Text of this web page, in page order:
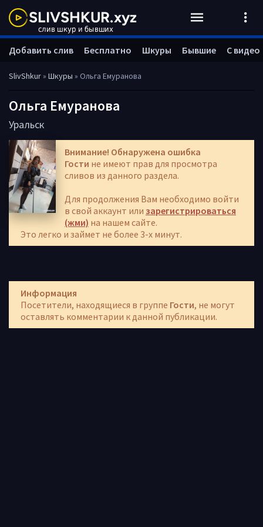
SlivShkur» Шкуры » Ольга Емуранова
Ольга Емуранова
Уральск
Внимание! Обнаружена ошибка
Гости не имеют прав для просмотра
сливов из данного раздела.
Для продолжения Вам необходимо войти
в свой аккаунт или зарегистрироваться
(жми) на нашем сайте.
Это легко и займет не более 3-х минут.
Информация
Посетители, находящиеся в группе Гости, не могут
оставлять комментарии к данной публикации.
Добавить слив Бесплатно Шкуры Бывшие С видео